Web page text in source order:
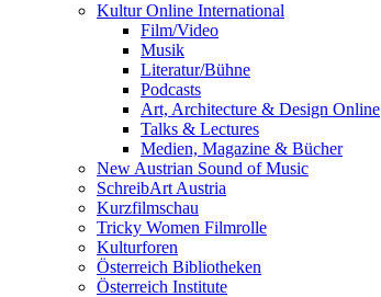
Kultur Online International
Film/Video
Musik
Literatur/Bühne
Podcasts
Art, Architecture & Design Online
Talks & Lectures
Medien, Magazine & Bücher
New Austrian Sound of Music
SchreibArt Austria
Kurzfilmschau
Tricky Women Filmrolle
Kulturforen
Österreich Bibliotheken
Österreich Institute